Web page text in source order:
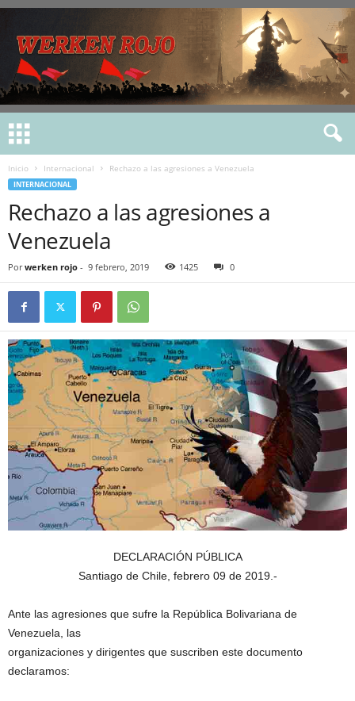
Inicio Internacional Rechazo a las agresiones a Venezuela
INTERNACIONAL
Rechazo a las agresiones a
Venezuela
Por werken rojo - 9 febrero, 2019 1425 0
DECLARACIÓN PÚBLICA
Santiago de Chile, febrero 09 de 2019.-
Ante las agresiones que sufre la República Bolivariana de
Venezuela, las
organizaciones y dirigentes que suscriben este documento
declaramos: